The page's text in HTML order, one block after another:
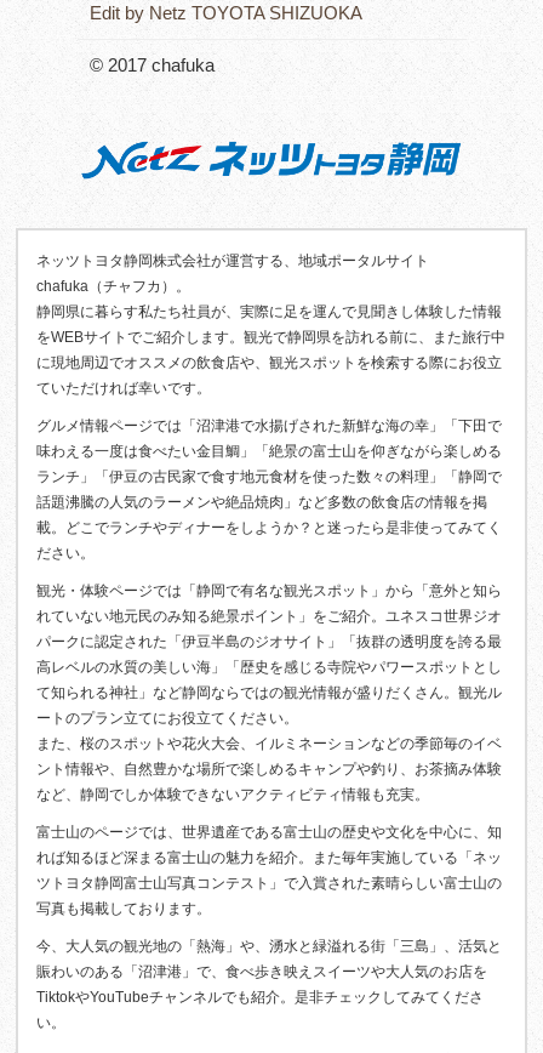
Edit by Netz TOYOTA SHIZUOKA
© 2017 chafuka
ネッツトヨタ静岡株式会社が運営する、地域ポータルサイト
chafuka（チャフカ）。
静岡県に暮らす私たち社員が、実際に足を運んで見聞きし体験した情報
をWEBサイトでご紹介します。観光で静岡県を訪れる前に、また旅行中
に現地周辺でオススメの飲食店や、観光スポットを検索する際にお役立
ていただければ幸いです。
グルメ情報ページでは「沼津港で水揚げされた新鮮な海の幸」「下田で
味わえる一度は食べたい金目鯛」「絶景の富士山を仰ぎながら楽しめる
ランチ」「伊豆の古民家で食す地元食材を使った数々の料理」「静岡で
話題沸騰の人気のラーメンや絶品焼肉」など多数の飲食店の情報を掲
載。どこでランチやディナーをしようか？と迷ったら是非使ってみてく
ださい。
観光・体験ページでは「静岡で有名な観光スポット」から「意外と知ら
れていない地元民のみ知る絶景ポイント」をご紹介。ユネスコ世界ジオ
パークに認定された「伊豆半島のジオサイト」「抜群の透明度を誇る最
高レベルの水質の美しい海」「歴史を感じる寺院やパワースポットとし
て知られる神社」など静岡ならではの観光情報が盛りだくさん。観光ル
ートのプラン立てにお役立てください。
また、桜のスポットや花火大会、イルミネーションなどの季節毎のイベ
ント情報や、自然豊かな場所で楽しめるキャンプや釣り、お茶摘み体験
など、静岡でしか体験できないアクティビティ情報も充実。
富士山のページでは、世界遺産である富士山の歴史や文化を中心に、知
れば知るほど深まる富士山の魅力を紹介。また毎年実施している「ネッ
ツトヨタ静岡富士山写真コンテスト」で入賞された素晴らしい富士山の
写真も掲載しております。
今、大人気の観光地の「熱海」や、湧水と緑溢れる街「三島」、活気と
賑わいのある「沼津港」で、食べ歩き映えスイーツや大人気のお店を
TiktokやYouTubeチャンネルでも紹介。是非チェックしてみてくださ
い。